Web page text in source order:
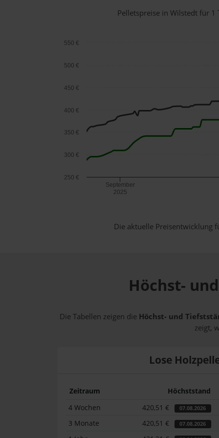
Pelletspreise in Wilstedt für 1
September
2025
250 €
300 €
350 €
400 €
450 €
500 €
550 €
Die aktuelle Preisentwicklung
Höchst-
Die Tabellen zeigen die Höchst- und
zeigt,
Lose
Zeitraum Höchststand
4 Wochen
420,51 € 07.08.2026
3 Monate 420,51 € 07.08.2026